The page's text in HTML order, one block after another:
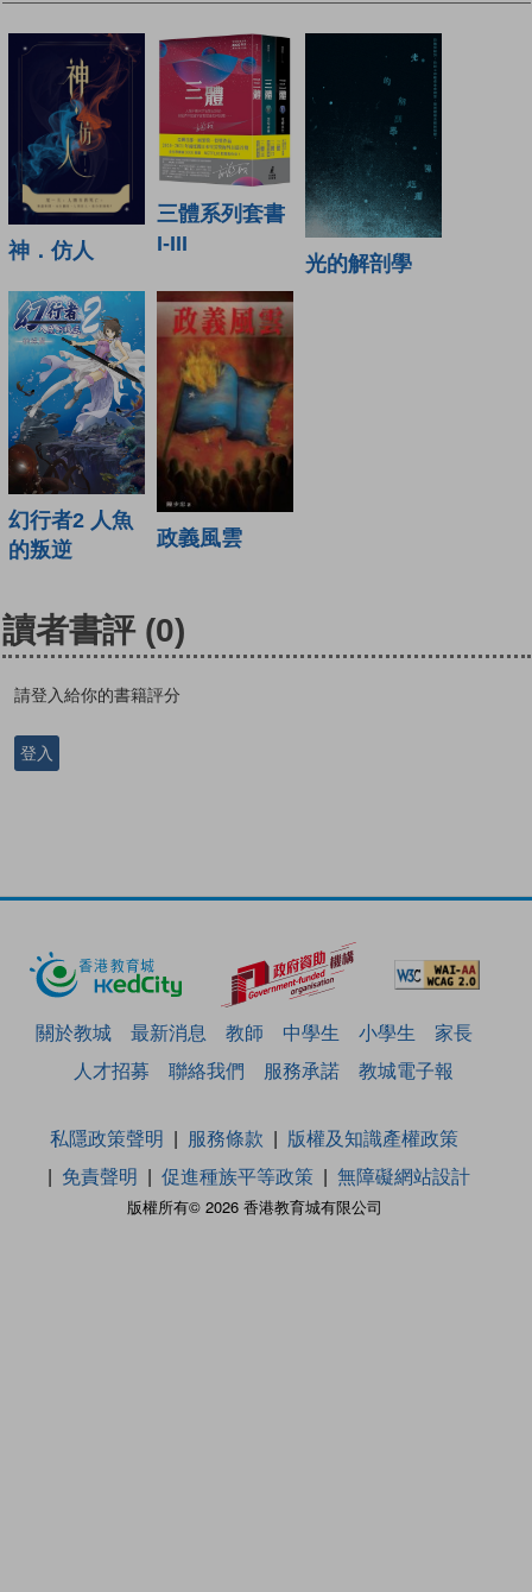
神．仿人
三體系列套書
I-III
光的解剖學
幻行者2 人魚
的叛逆
政義風雲
讀者書評 (0)
請登入給你的書籍評分
登入
關於教城 最新消息 教師 中學生 小學生
家長
人才招募
聯絡我們 服務承諾 教城電子報
版權所有© 2026 香港教育城有限公司
私隱政策聲明 服務條款
版權及知識產權政策
免責聲明
促進種族平等政策 無障礙網站設計